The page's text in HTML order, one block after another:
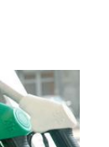
lavoro regionali